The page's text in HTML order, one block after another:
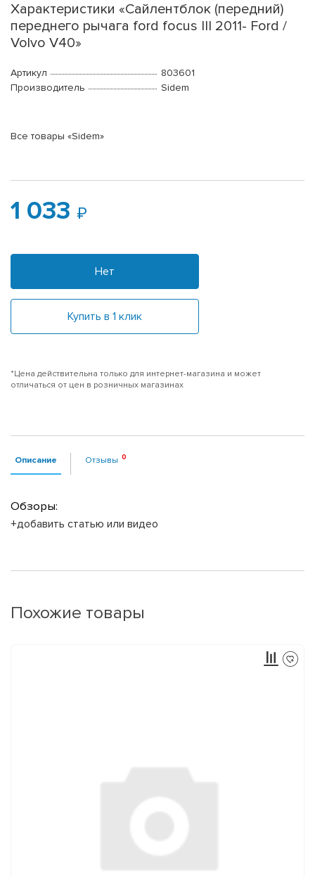
Характеристики «Сайлентблок (передний)
переднего рычага ford focus III 2011- Ford /
Volvo V40»
Артикул
803601
Производитель
Sidem
Все товары «Sidem»
1 033
Нет
Купить в 1 клик
*Цена действительна только для интернет-магазина и может
отличаться от цен в розничных магазинах
Описание Отзывы
Обзоры:
+добавить статью или видео
Похожие товары